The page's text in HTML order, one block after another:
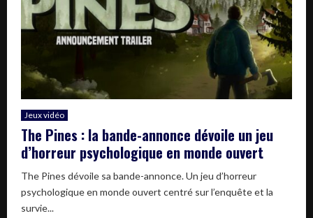
Jeux vidéo
The Pines : la bande-annonce dévoile un jeu
d’horreur psychologique en monde ouvert
The Pines dévoile sa bande-annonce. Un jeu d’horreur
psychologique en monde ouvert centré sur l’enquête et la
survie...